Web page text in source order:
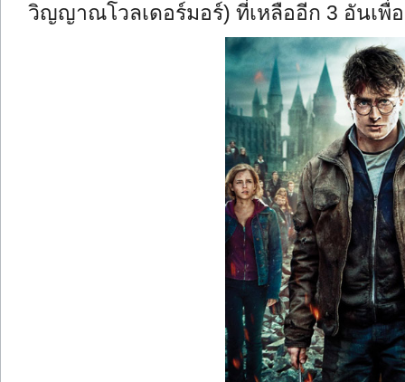
วิญญาณโวลเดอร์มอร์) ที่เหลืออีก 3 อันเพื่